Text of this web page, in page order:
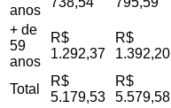
anos
+ de
59
anos
R$
1.292,37
R$
1.392,20
Total
R$
5.179,53
R$
5.579,58